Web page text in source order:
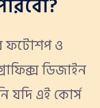
ফটোশপ ও
ডিজাইন
যদি এই কোর্স